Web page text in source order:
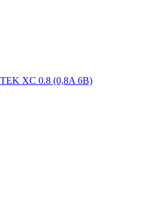
XC 0.8 (0,8A 6В)